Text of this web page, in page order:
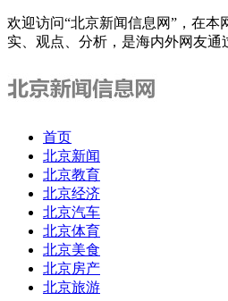
欢迎访问“北京新闻信息网”，在
实、观点、分析，是海内外网友通
首页
北京新闻
北京教育
北京经济
北京汽车
北京体育
北京美食
北京房产
北京旅游